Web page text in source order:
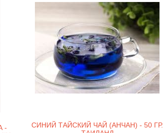
-
СИНИЙ ТАЙСКИЙ ЧАЙ (АНЧАН) - 50 ГР.